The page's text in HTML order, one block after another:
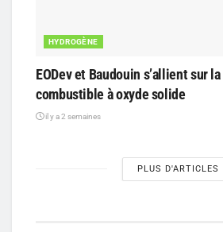
HYDROGÈNE
EODev et Baudouin s’allient sur
combustible à oxyde solide
il y a 2 semaines
PLUS D'ARTICLES